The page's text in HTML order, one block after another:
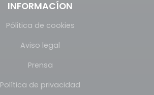
INFORMACÍON
Pólitica de cookies
Aviso legal
Prensa
Política de privacidad